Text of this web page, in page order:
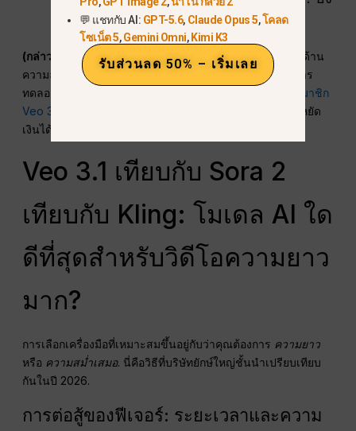
ไงก็ให้เขาดูเป็นแบบนี้ต่อไปนะ”
(กล่าวถึงกลางบทความ)
หากคุณรู้สึกเบื่อกับการเจอข้อจำกัดด้าน
ความละเอียดเหล่านี้ หรือกำลังมองหาวิธีที่ประหยัดกว่าในการ
ทดลองสร้างวิดีโอแบบยาว การตรวจสอบ
ค่าบริการสมัครสมาชิก
Veo 3.1 ราคาเท่าไหร่
การใช้ GlobalGPT อาจช่วยคุณประหยัด
เงินได้เมื่อเทียบกับแผนสำหรับองค์กร.
Veo 3.1 เทียบกับ Sora 2
เทียบกับ Kling: โมเดล AI ใด
ดีที่สุดสำหรับวิดีโอความยาว
มาก?
การเลือกเครื่องมือที่เหมาะสมขึ้นอยู่กับว่าคุณต้องการ ความยาว
หรือ ความสม่ำเสมอ. นี่คือวิธีที่บริษัทยักษ์ใหญ่ชั้นนำเปรียบเทียบ
กันในปี 2026.
การต่อสู้ของฟีเจอร์: ระยะเวลาและความ
💬 แชทกับ AI: GPT-5.6, Claude Opus 5,โคลด
โซเน็ต 5,Gemini Omni,Kimi K3
รับส่วนลด 50% – เริ่มเลย